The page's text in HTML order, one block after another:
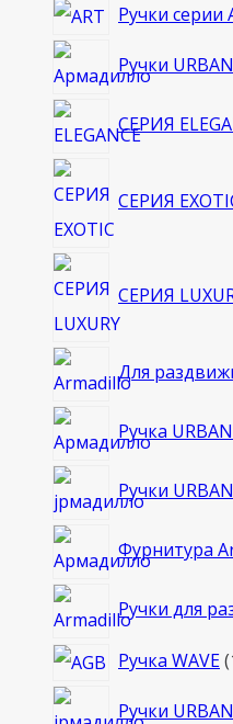
Ручки серии
Ручки
СЕРИЯ
СЕРИЯ
СЕРИЯ
Для
Ручка
Ручки
Фурнитура
Ручки для
Ручка WAVE
Ручки